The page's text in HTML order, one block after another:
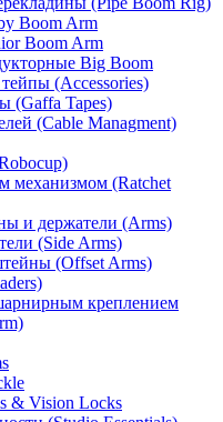
Boom Arm
Boom Arm
Big Boom
(Accessories)
(Gaffa Tapes)
(Cable Managment)
механизмом (Ratchet
и держатели (Arms)
(Side Arms)
(Offset Arms)
креплением
& Vision Locks